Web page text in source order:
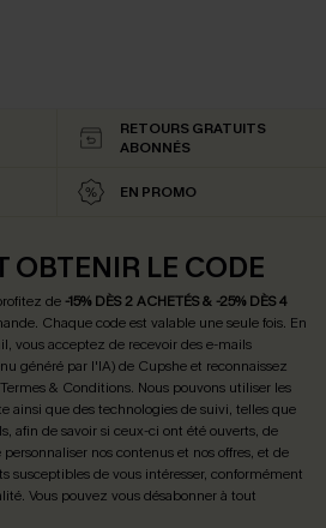
RETOURS GRATUITS
ABONNÉS
EN PROMO
OBTENIR LE CODE
de -15% DÈS 2 ACHETÉS & -25% DÈS 4
Chaque code est valable une seule fois. En
vous acceptez de recevoir des e-mails
généré par l'IA) de Cupshe et reconnaissez
Termes & Conditions. Nous pouvons utiliser les
ainsi que des technologies de suivi, telles que
afin de savoir si ceux-ci ont été ouverts, de
nos contenus et nos offres, et de
susceptibles de vous intéresser, conformément
. Vous pouvez vous désabonner à tout